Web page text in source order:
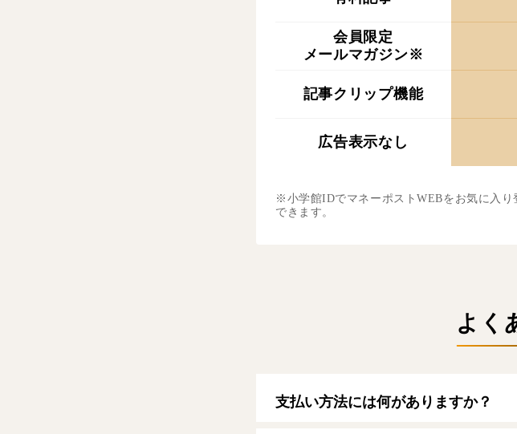
会員限定
メールマガジン※
記事クリップ機能
広告表示なし
※小学館IDでマネーポストWEBをお気に入
できます。
よく
支払い方法には何がありますか？